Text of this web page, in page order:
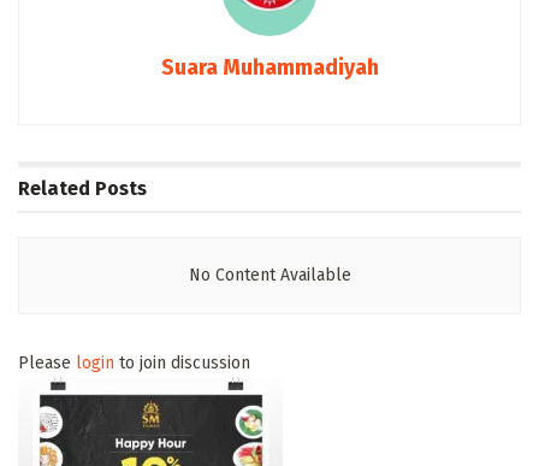
Suara Muhammadiyah
Related Posts
No Content Available
Please login to join discussion